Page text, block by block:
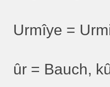
=
= Bauch,